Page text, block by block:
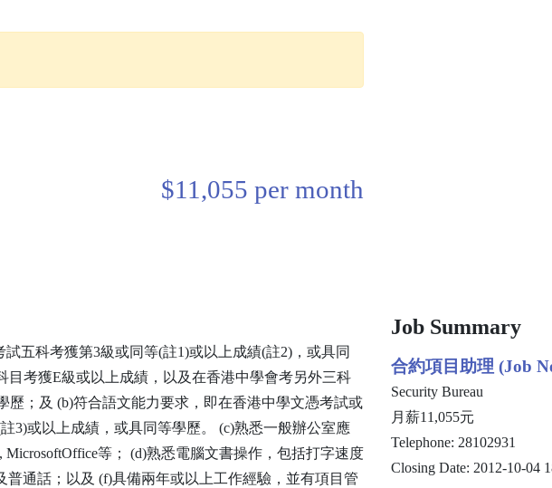
$11,055 per month
五科考獲第3級或同等(註1)或以上成績(註2)，或具同
考獲E級或以上成績，以及在香港中學會考另外三科
歷；及 (b)符合語文能力要求，即在香港中學文憑考試或
3)或以上成績，或具同等學歷。 (c)熟悉一般辦公室應
MicrosoftOffice等； (d)熟悉電腦文書操作，包括打字速度
普通話；以及 (f)具備兩年或以上工作經驗，並有項目管
Job Summary
合約項目助理 (Job
Security Bureau
月薪11,055元
Telephone: 28102931
Closing Date: 2012-10-04